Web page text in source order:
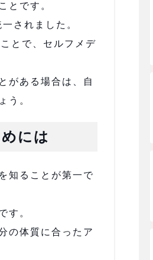
とです。
されました。
とで、セルフメデ
がある場合は、自
う。
には
知ることが第一で
す。
の体質に合ったア